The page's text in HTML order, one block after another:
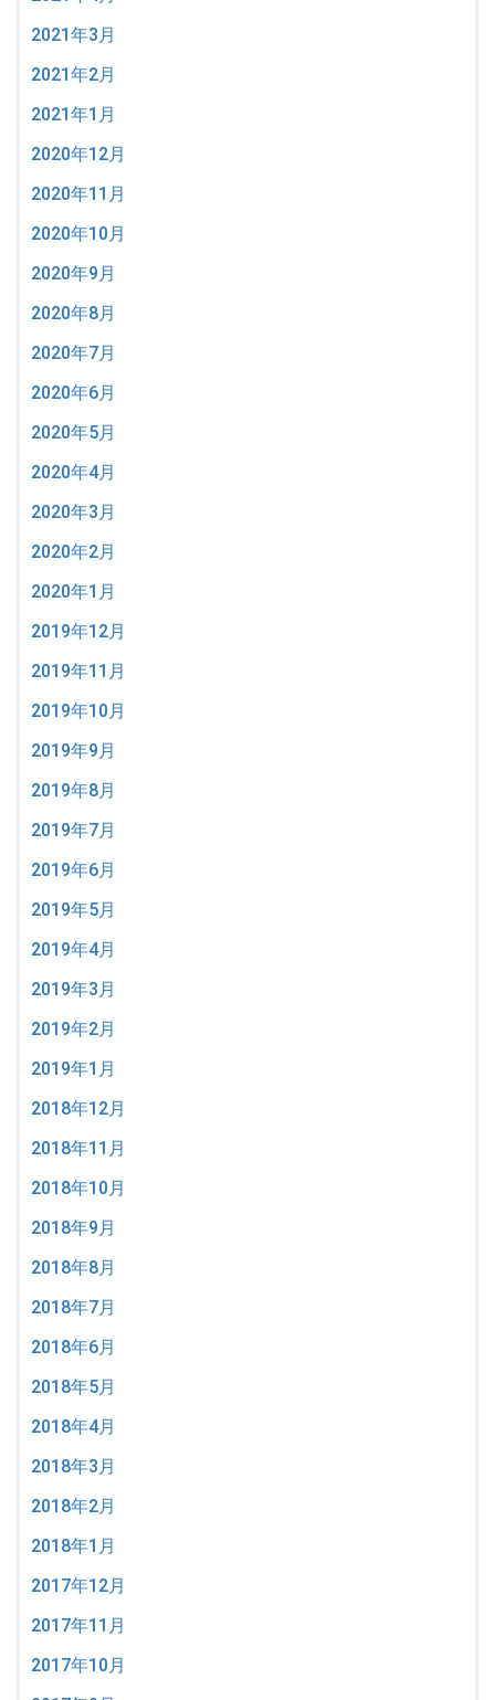
2021年3月
2021年2月
2021年1月
2020年12月
2020年11月
2020年10月
2020年9月
2020年8月
2020年7月
2020年6月
2020年5月
2020年4月
2020年3月
2020年2月
2020年1月
2019年12月
2019年11月
2019年10月
2019年9月
2019年8月
2019年7月
2019年6月
2019年5月
2019年4月
2019年3月
2019年2月
2019年1月
2018年12月
2018年11月
2018年10月
2018年9月
2018年8月
2018年7月
2018年6月
2018年5月
2018年4月
2018年3月
2018年2月
2018年1月
2017年12月
2017年11月
2017年10月